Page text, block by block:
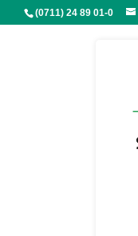
(0711) 24 89 01-0